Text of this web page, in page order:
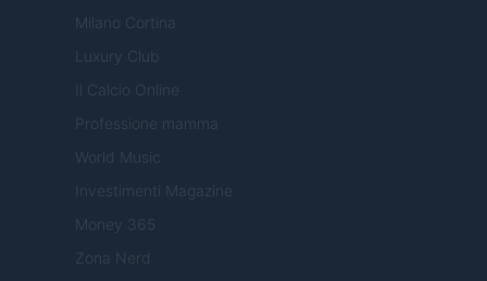
Milano Cortina
Luxury Club
Il Calcio Online
Professione mamma
World Music
Investimenti Magazine
Money 365
Zona Nerd